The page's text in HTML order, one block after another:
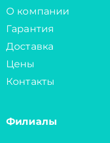
О компании
Гарантия
Доставка
Цены
Контакты
Филиалы